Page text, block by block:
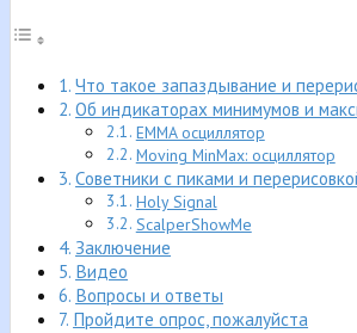
Что такое запаздывание и
Об индикаторах минимумов и
EMMA осциллятор
Moving MinMax: осциллятор
Советники с пиками и
Holy Signal
ScalperShowMe
Заключение
Видео
Вопросы и ответы
Пройдите опрос, пожалуйста